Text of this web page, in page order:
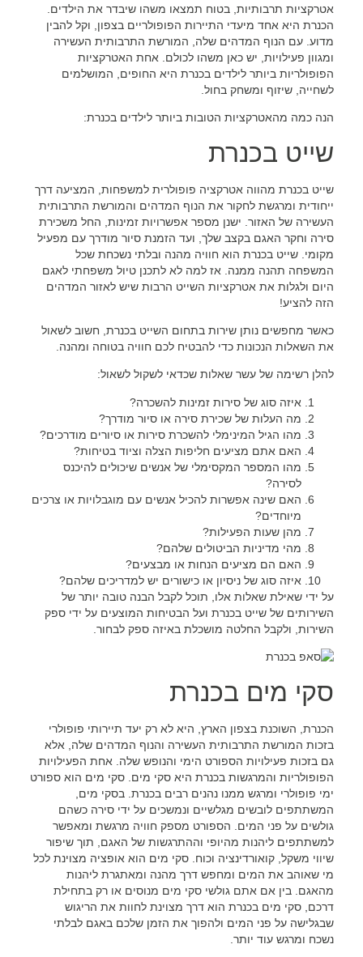
אטרקציות תרבותיות, בטוח תמצאו משהו שיבדר את הילדים.
הכנרת היא אחד מיעדי התיירות הפופולריים בצפון, וקל להבין
מדוע. עם הנוף המדהים שלה, המורשת התרבותית העשירה
ומגוון פעילויות, יש כאן משהו לכולם. אחת האטרקציות
הפופולריות ביותר לילדים בכנרת היא החופים, המושלמים
לשחייה, שיזוף ומשחק בחול.
הנה כמה מהאטרקציות הטובות ביותר לילדים בכנרת:
שייט בכנרת
שייט בכנרת מהווה אטרקציה פופולרית למשפחות, המציעה דרך
ייחודית ומרגשת לחקור את הנוף המדהים והמורשת התרבותית
העשירה של האזור. ישנן מספר אפשרויות זמינות, החל משכירת
סירה וחקר האגם בקצב שלך, ועד הזמנת סיור מודרך עם מפעיל
מקומי. שייט בכנרת הוא חוויה מהנה ובלתי נשכחת שכל
המשפחה תהנה ממנה. אז למה לא לתכנן טיול משפחתי לאגם
היום ולגלות את אטרקציות השייט הרבות שיש לאזור המדהים
הזה להציע!
כאשר מחפשים נותן שירות בתחום השייט בכנרת, חשוב לשאול
את השאלות הנכונות כדי להבטיח לכם חוויה בטוחה ומהנה.
להלן רשימה של עשר שאלות שכדאי לשקול לשאול:
איזה סוג של סירות זמינות להשכרה?
מה העלות של שכירת סירה או סיור מודרך?
מהו הגיל המינימלי להשכרת סירות או סיורים מודרכים?
האם אתם מציעים חליפות הצלה וציוד בטיחות?
מהו המספר המקסימלי של אנשים שיכולים להיכנס
לסירה?
האם שינה אפשרות להכיל אנשים עם מוגבלויות או צרכים
מיוחדים?
מהן שעות הפעילות?
מהי מדיניות הביטולים שלהם?
האם הם מציעים הנחות או מבצעים?
איזה סוג של ניסיון או כישורים יש למדריכים שלהם?
על ידי שאילת שאלות אלו, תוכל לקבל הבנה טובה יותר של
השירותים של שייט בכנרת ועל הבטיחות המוצעים על ידי ספק
השירות, ולקבל החלטה מושכלת באיזה ספק לבחור.
סקי מים בכנרת
הכנרת, השוכנת בצפון הארץ, היא לא רק יעד תיירותי פופולרי
בזכות המורשת התרבותית העשירה והנוף המדהים שלה, אלא
גם בזכות פעילויות הספורט הימי והנופש שלה. אחת הפעילויות
הפופולריות והמרגשות בכנרת היא סקי מים. סקי מים הוא ספורט
ימי פופולרי ומרגש ממנו נהנים רבים בכנרת. בסקי מים,
המשתתפים לובשים מגלשיים ונמשכים על ידי סירה כשהם
גולשים על פני המים. הספורט מספק חוויה מרגשת ומאפשר
למשתתפים ליהנות מהיופי וההתרגשות של האגם, תוך שיפור
שיווי משקל, קואורדינציה וכוח. סקי מים הוא אופציה מצוינת לכל
מי שאוהב את המים ומחפש דרך מהנה ומאתגרת ליהנות
מהאגם. בין אם אתם גולשי סקי מים מנוסים או רק בתחילת
דרכם, סקי מים בכנרת הוא דרך מצוינת לחוות את הריגוש
שבגלישה על פני המים ולהפוך את הזמן שלכם באגם לבלתי
נשכח ומרגש עוד יותר.